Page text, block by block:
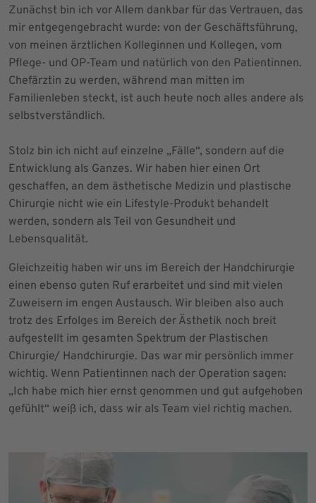
Zunächst bin ich vor Allem dankbar für das Vertrauen, das
mir entgegengebracht wurde: von der Geschäftsführung,
von meinen ärztlichen Kolleginnen und Kollegen, vom
Pflege- und OP-Team und natürlich von den Patientinnen.
Chefärztin zu werden, während man mitten im
Familienleben steckt, ist auch heute noch alles andere als
selbstverständlich.
Stolz bin ich nicht auf einzelne „Fälle“, sondern auf die
Entwicklung als Ganzes. Wir haben hier einen Ort
geschaffen, an dem ästhetische Medizin und plastische
Chirurgie nicht wie ein Lifestyle-Produkt behandelt
werden, sondern als Teil von Gesundheit und
Lebensqualität.
Gleichzeitig haben wir uns im Bereich der Handchirurgie
einen ebenso guten Ruf erarbeitet und sind mit vielen
Zuweisern im engen Austausch. Wir bleiben also auch
trotz des Erfolges im Bereich der Ästhetik noch breit
aufgestellt im gesamten Spektrum der Plastischen
Chirurgie/ Handchirurgie. Das war mir persönlich immer
wichtig. Wenn Patientinnen nach der Operation sagen:
„Ich habe mich hier ernst genommen und gut aufgehoben
gefühlt“ weiß ich, dass wir als Team viel richtig machen.